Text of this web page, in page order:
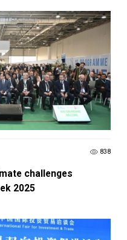
838
challenges
2025